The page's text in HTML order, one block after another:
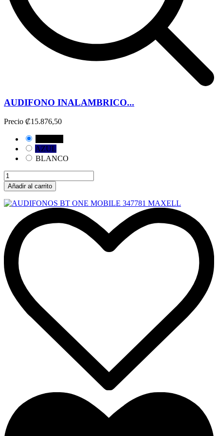
AUDIFONO INALAMBRICO...
Precio ₡15.876,50
AZUL
BLANCO
Añadir al carrito